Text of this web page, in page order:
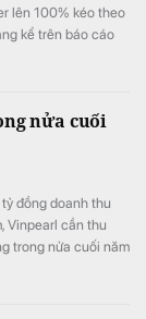
lên 100% kéo theo
kể trên báo cáo
nửa cuối
đồng doanh thu
Vinpearl cần thu
trong nửa cuối năm